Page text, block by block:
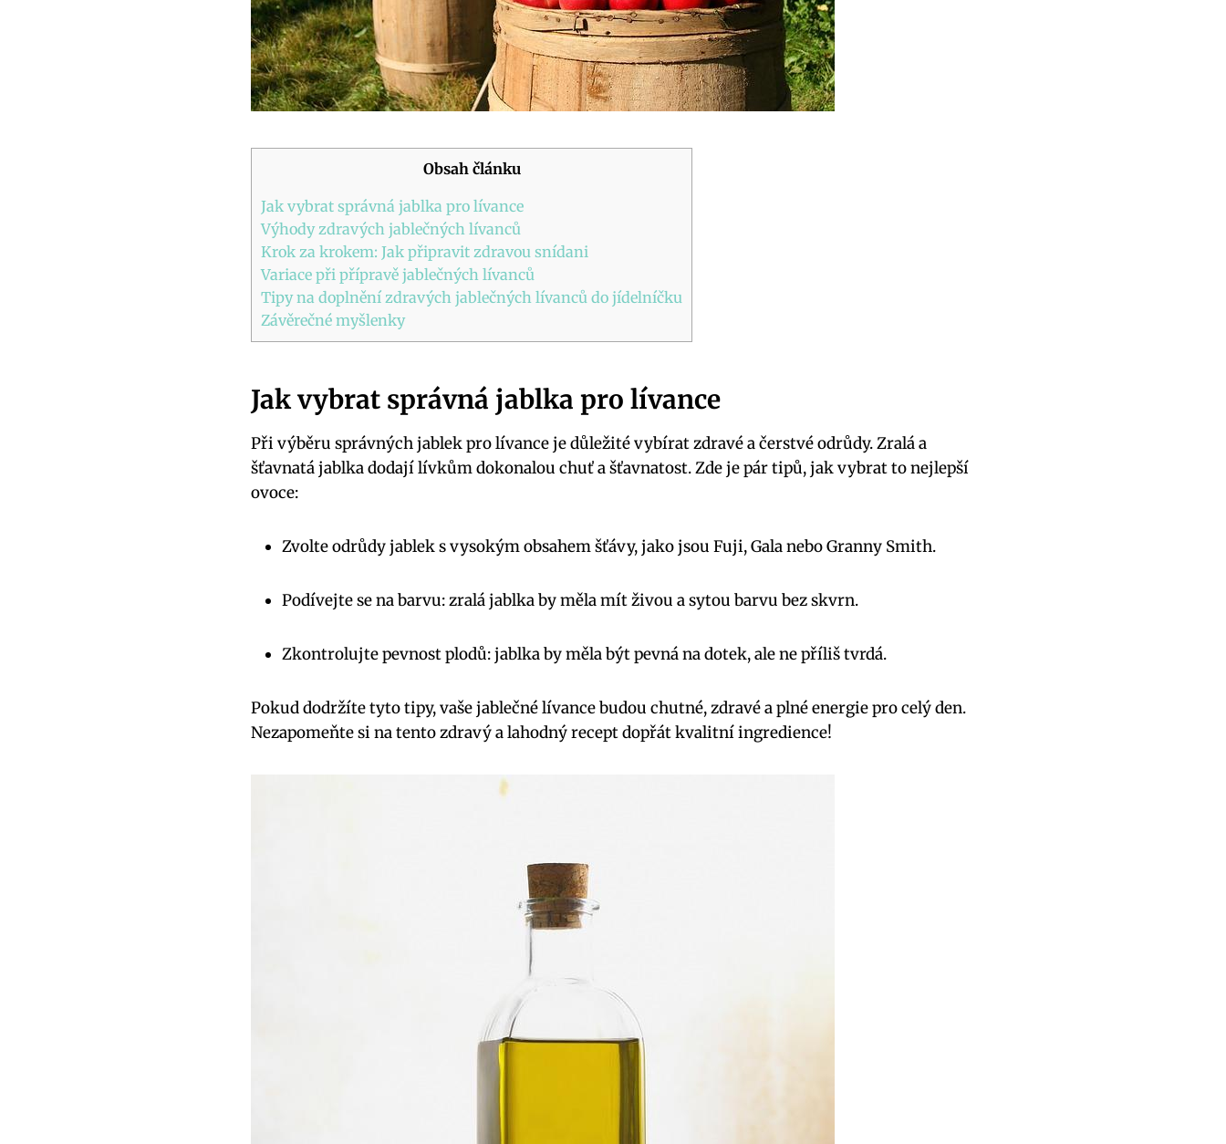
Obsah článku
Jak vybrat správná jablka pro lívance
Výhody zdravých jablečných lívanců
Krok za krokem: Jak připravit zdravou snídani
Variace při přípravě jablečných lívanců
Tipy na doplnění zdravých jablečných lívanců do jídelníčku
Závěrečné myšlenky
Jak vybrat správná jablka pro lívance
Při výběru správných jablek pro lívance je důležité vybírat zdravé a čerstvé odrůdy. Zralá a
šťavnatá jablka dodají lívkům dokonalou chuť a šťavnatost. Zde je pár tipů, jak vybrat to nejlepší
ovoce:
Zvolte odrůdy jablek s vysokým obsahem šťávy, jako jsou Fuji, Gala nebo Granny Smith.
Podívejte se na barvu: zralá jablka by měla mít živou a sytou barvu bez skvrn.
Zkontrolujte pevnost plodů: jablka by měla být pevná na dotek, ale ne příliš tvrdá.
Pokud dodržíte tyto tipy, vaše jablečné lívance budou chutné, zdravé a plné energie pro celý den.
Nezapomeňte si na tento zdravý a lahodný recept dopřát kvalitní ingredience!